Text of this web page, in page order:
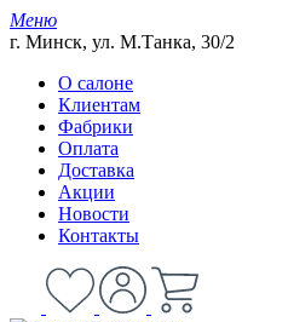
Меню
г. Минск, ул. М.Танка, 30/2
О салоне
Клиентам
Фабрики
Оплата
Доставка
Акции
Новости
Контакты